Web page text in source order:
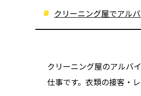
クリーニング屋でアル
クリーニング屋のアルバ
仕事です。衣類の接客・